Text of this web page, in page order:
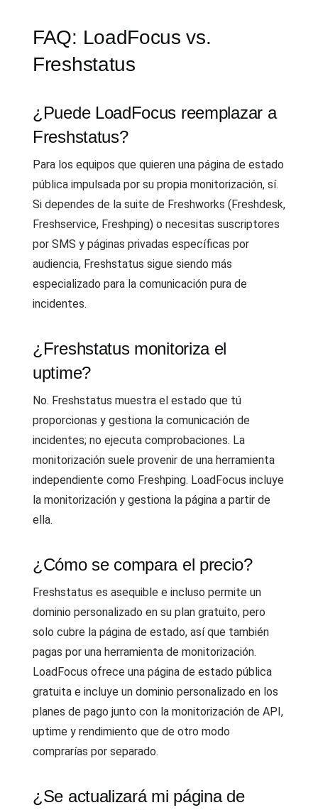
FAQ: LoadFocus vs.
Freshstatus
¿Puede LoadFocus reemplazar a
Freshstatus?
Para los equipos que quieren una página de estado
pública impulsada por su propia monitorización, sí.
Si dependes de la suite de Freshworks (Freshdesk,
Freshservice, Freshping) o necesitas suscriptores
por SMS y páginas privadas específicas por
audiencia, Freshstatus sigue siendo más
especializado para la comunicación pura de
incidentes.
¿Freshstatus monitoriza el
uptime?
No. Freshstatus muestra el estado que tú
proporcionas y gestiona la comunicación de
incidentes; no ejecuta comprobaciones. La
monitorización suele provenir de una herramienta
independiente como Freshping. LoadFocus incluye
la monitorización y gestiona la página a partir de
ella.
¿Cómo se compara el precio?
Freshstatus es asequible e incluso permite un
dominio personalizado en su plan gratuito, pero
solo cubre la página de estado, así que también
pagas por una herramienta de monitorización.
LoadFocus ofrece una página de estado pública
gratuita e incluye un dominio personalizado en los
planes de pago junto con la monitorización de API,
uptime y rendimiento que de otro modo
comprarías por separado.
¿Se actualizará mi página de